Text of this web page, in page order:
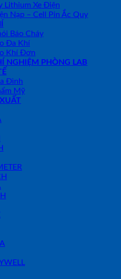
Lithium Xe Điện
Nạp – Cell Pin Ắc Quy
Báo Cháy
Đa Khí
Khí Đơn
NGHIỆM PHÒNG LAB
Đình
Mỹ